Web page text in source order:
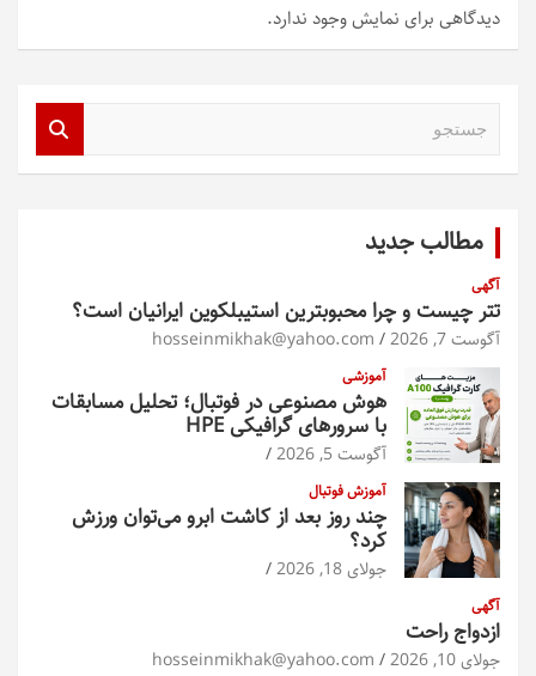
دیدگاهی برای نمایش وجود ندارد.
مطالب جدید
آگهی
تتر چیست و چرا محبوبترین استیبلکوین ایرانیان است؟
آگوست 7, 2026 hosseinmikhak@yahoo.com
آموزشی
هوش مصنوعی در فوتبال؛ تحلیل مسابقات
با سرورهای گرافیکی HPE
آگوست 5, 2026
آموزش فوتبال
چند روز بعد از کاشت ابرو می‌توان ورزش
کرد؟
جولای 18, 2026
آگهی
ازدواج راحت
جولای 10, 2026 hosseinmikhak@yahoo.com